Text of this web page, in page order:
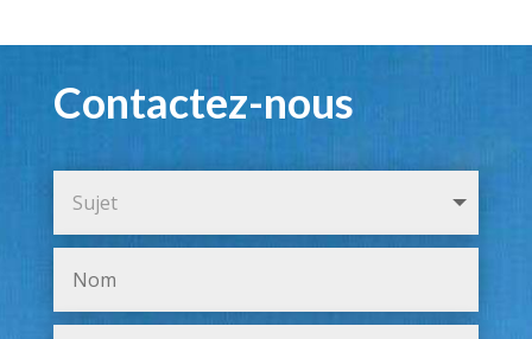
Contactez-nous